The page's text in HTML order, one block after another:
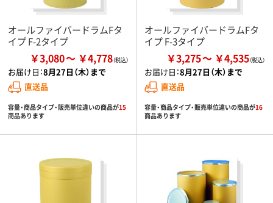
オールファイバードラムFタ
イプ F-2タイプ
￥3,080 ￥4,778
お届け日：8月27日（木）まで
直送品
容量・商品タイプ・販売単位違いの商品が15
商品あります
オールファイバードラムFタ
イプ F-3タイプ
￥3,275 ￥4,535
お届け日：8月27日（木）まで
直送品
容量・商品タイプ・販売単位違いの商品が16
商品あります